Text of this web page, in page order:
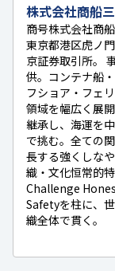
株式会社商船
商号株式会社商
東京都港区虎ノ
京証券取引所。
供。コンテナ船
フショア・フェ
領域を幅広く展
継承し、海運を
で挑む。全ての
長する強くしな
織・文化恒常的
Challenge
Safetyを柱に、
織全体で貫く。